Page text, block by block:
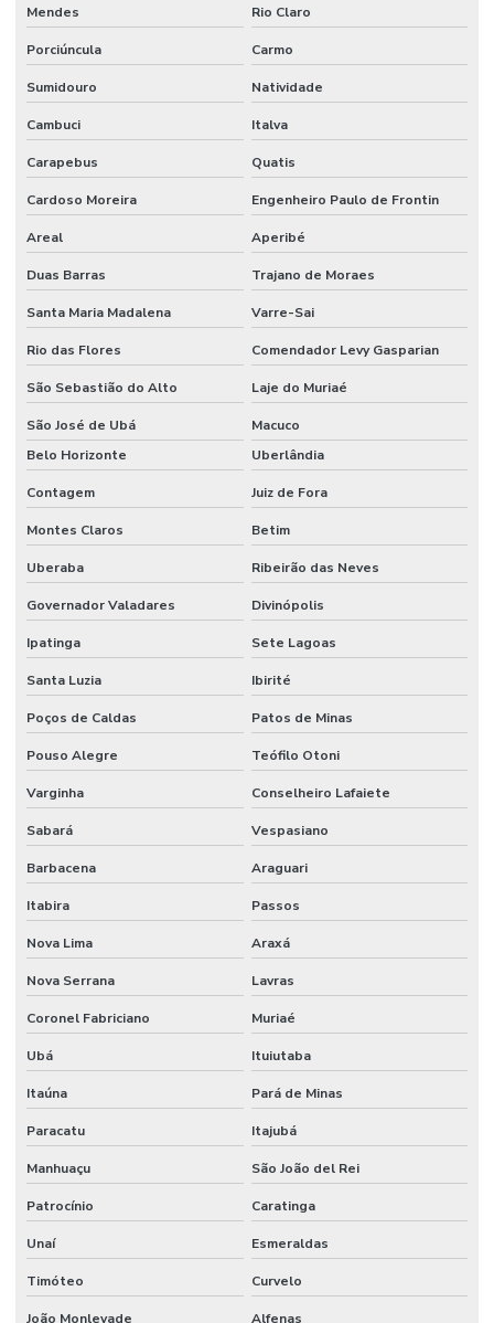
Mendes Rio Claro
Porciúncula Carmo
Sumidouro Natividade
Cambuci Italva
Carapebus Quatis
Cardoso Moreira Engenheiro Paulo de Frontin
Areal Aperibé
Duas Barras Trajano de Moraes
Santa Maria Madalena Varre-Sai
Rio das Flores Comendador Levy Gasparian
São Sebastião do Alto Laje do Muriaé
São José de Ubá
Macuco
Belo Horizonte
Uberlândia
Contagem Juiz de Fora
Montes Claros Betim
Uberaba Ribeirão das Neves
Governador Valadares Divinópolis
Ipatinga Sete Lagoas
Santa Luzia Ibirité
Poços de Caldas Patos de Minas
Pouso Alegre Teófilo Otoni
Varginha Conselheiro Lafaiete
Sabará Vespasiano
Barbacena Araguari
Itabira Passos
Nova Lima Araxá
Nova Serrana Lavras
Coronel Fabriciano Muriaé
Ubá Ituiutaba
Itaúna Pará de Minas
Paracatu Itajubá
Manhuaçu São João del Rei
Patrocínio Caratinga
Unaí Esmeraldas
Timóteo Curvelo
João Monlevade Alfenas